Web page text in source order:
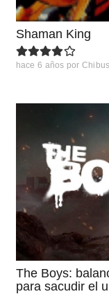
Shaman King
hace 6 años por
The Boys:
para sacudir el